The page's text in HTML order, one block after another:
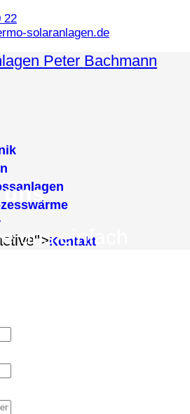
22
solaranlagen.de
Kontakt
uns
uns einfach